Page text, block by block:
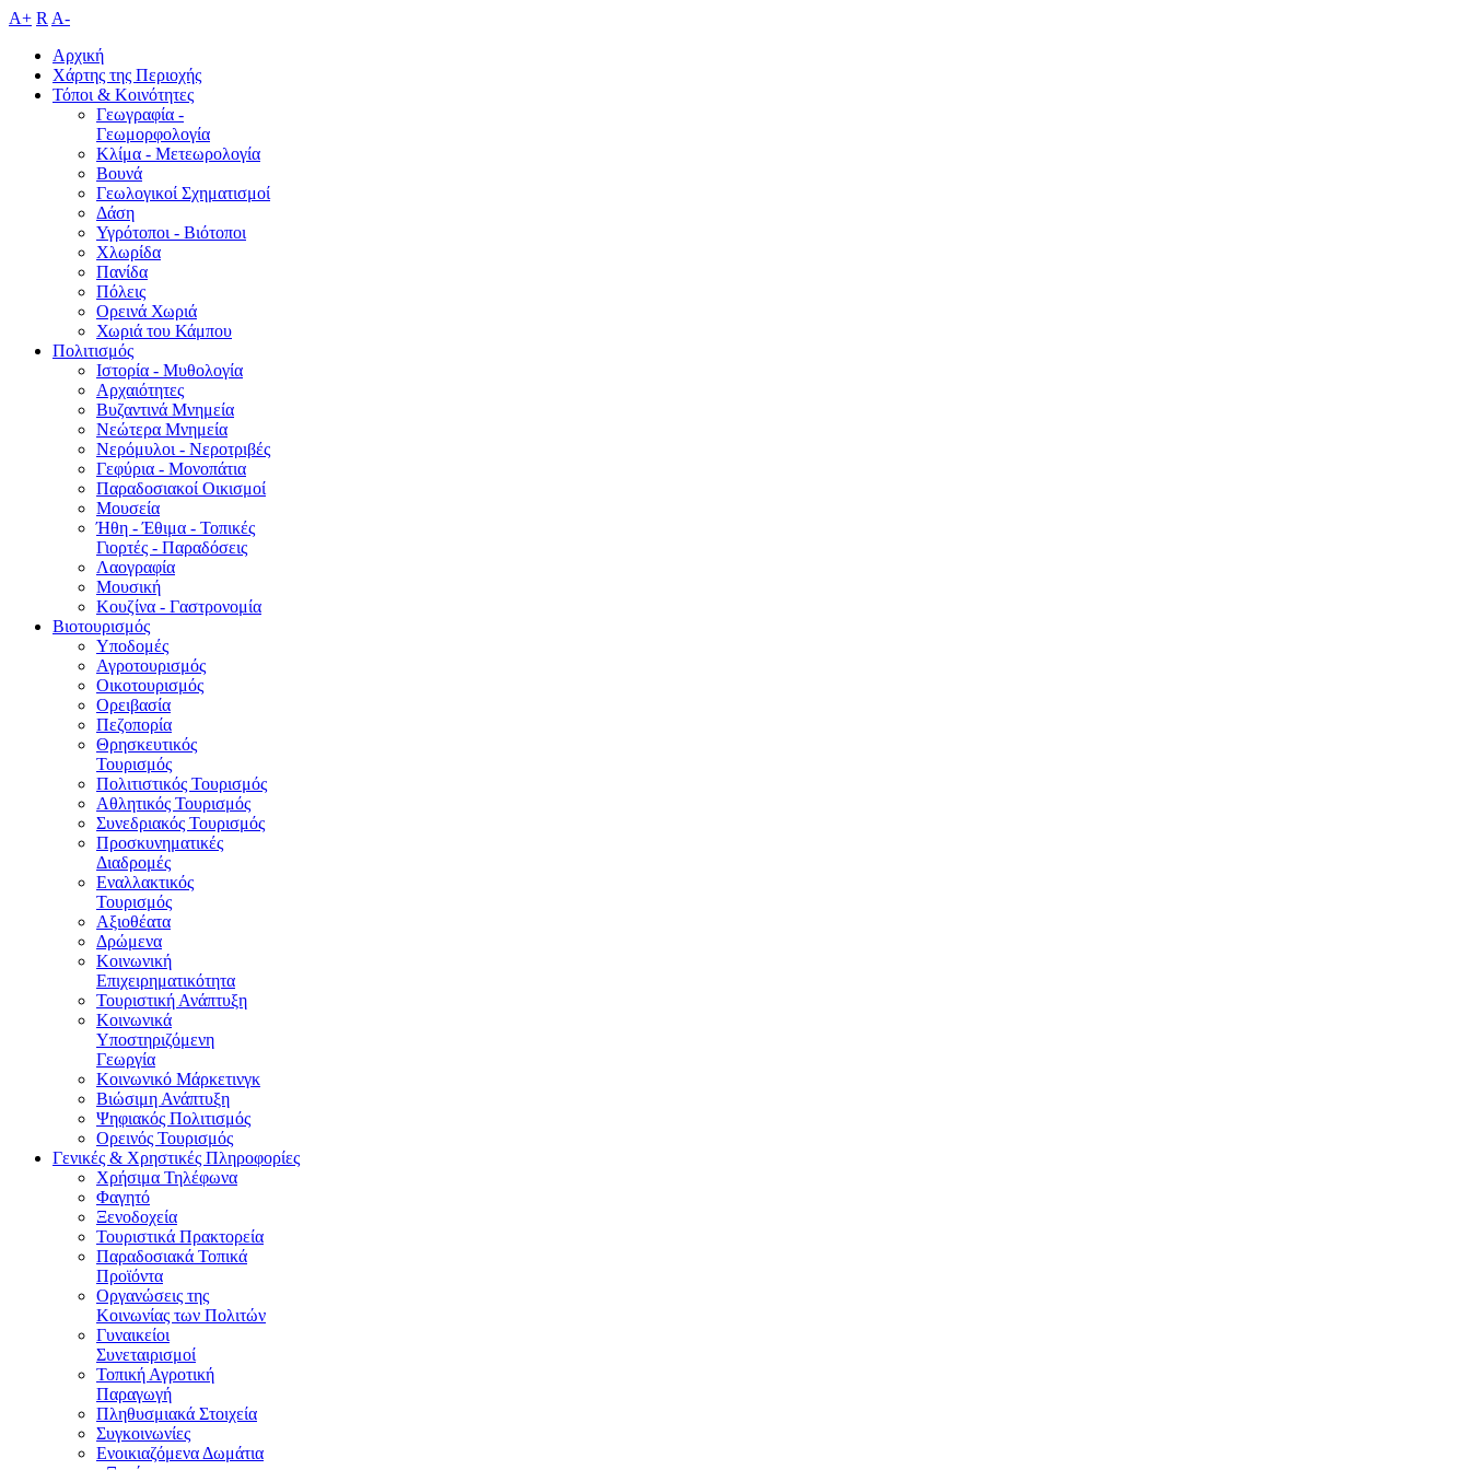
A+ R A-
Αρχική
Χάρτης της Περιοχής
Τόποι & Κοινότητες
Γεωγραφία -
Γεωμορφολογία
Κλίμα - Mετεωρολογία
Βουνά
Γεωλογικοί Σχηματισμοί
Δάση
Υγρότοποι - Βιότοποι
Χλωρίδα
Πανίδα
Πόλεις
Ορεινά Χωριά
Χωριά του Κάμπου
Πολιτισμός
Ιστορία - Μυθολογία
Αρχαιότητες
Βυζαντινά Μνημεία
Νεώτερα Μνημεία
Νερόμυλοι - Nεροτριβές
Γεφύρια - Μονοπάτια
Παραδοσιακοί Οικισμοί
Μουσεία
Ήθη - Έθιμα - Τοπικές
Γιορτές - Παραδόσεις
Λαογραφία
Μουσική
Κουζίνα - Γαστρονομία
Βιοτουρισμός
Υποδομές
Αγροτουρισμός
Οικοτουρισμός
Ορειβασία
Πεζοπορία
Θρησκευτικός
Τουρισμός
Πολιτιστικός Τουρισμός
Αθλητικός Τουρισμός
Συνεδριακός Τουρισμός
Προσκυνηματικές
Διαδρομές
Εναλλακτικός
Τουρισμός
Αξιοθέατα
Δρώμενα
Κοινωνική
Επιχειρηματικότητα
Τουριστική Ανάπτυξη
Κοινωνικά
Υποστηριζόμενη
Γεωργία
Κοινωνικό Μάρκετινγκ
Βιώσιμη Ανάπτυξη
Ψηφιακός Πολιτισμός
Ορεινός Τουρισμός
Γενικές & Χρηστικές Πληροφορίες
Χρήσιμα Τηλέφωνα
Φαγητό
Ξενοδοχεία
Τουριστικά Πρακτορεία
Παραδοσιακά Τοπικά
Προϊόντα
Οργανώσεις της
Κοινωνίας των Πολιτών
Γυναικείοι
Συνεταιρισμοί
Τοπική Αγροτική
Παραγωγή
Πληθυσμιακά Στοιχεία
Συγκοινωνίες
Ενοικιαζόμενα Δωμάτια